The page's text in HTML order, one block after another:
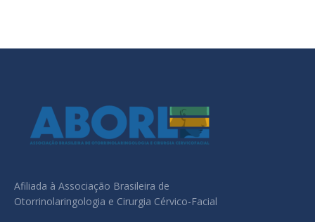
Afiliada à Associação Brasileira de
Otorrinolaringologia e Cirurgia Cérvico-Facial